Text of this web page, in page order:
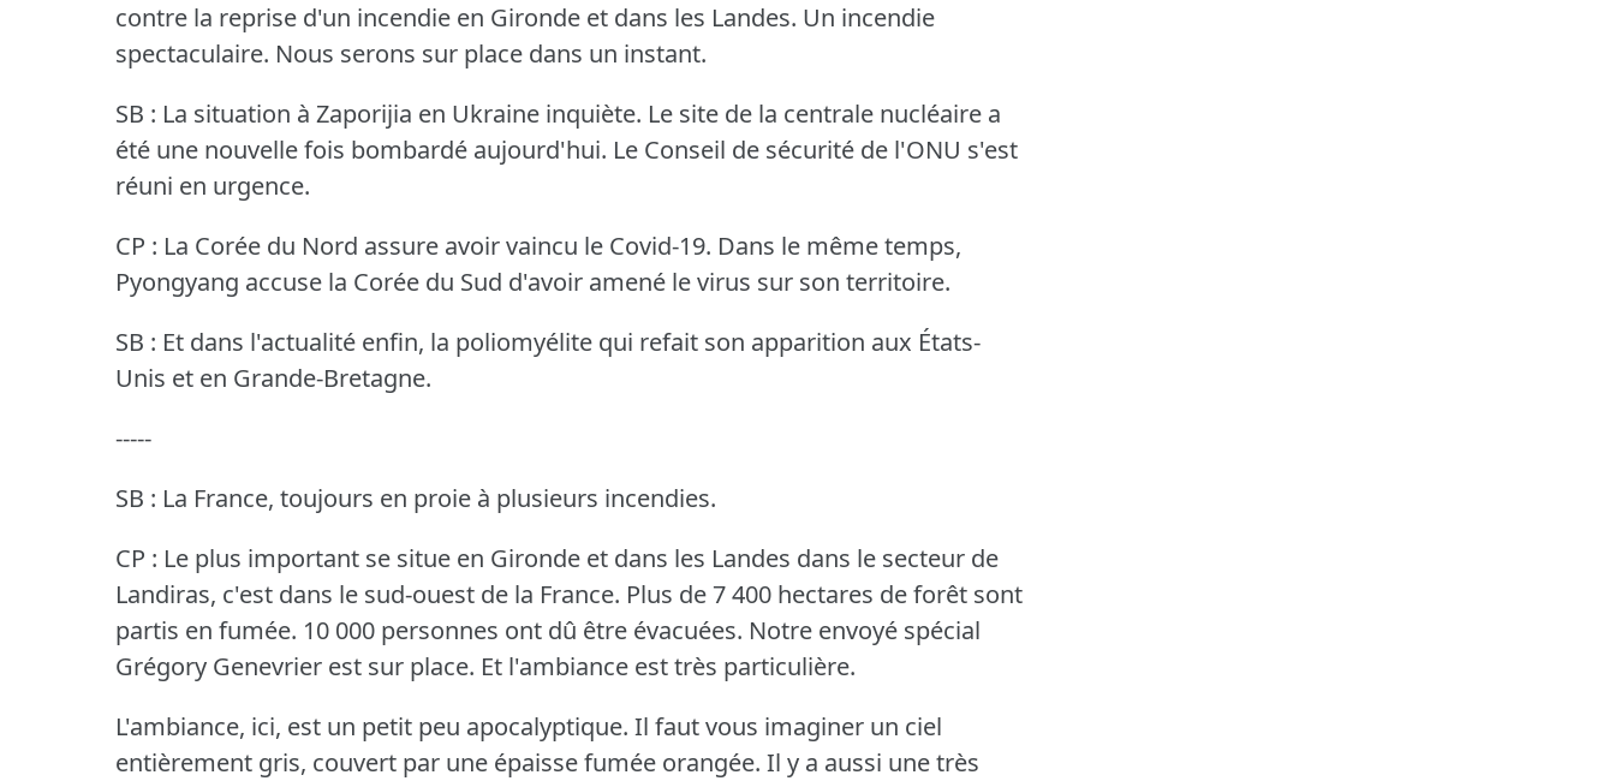
contre la reprise d'un incendie en Gironde et dans les Landes. Un incendie
spectaculaire. Nous serons sur place dans un instant.
SB : La situation à Zaporijia en Ukraine inquiète. Le site de la centrale nucléaire a
été une nouvelle fois bombardé aujourd'hui. Le Conseil de sécurité de l'ONU s'est
réuni en urgence.
CP : La Corée du Nord assure avoir vaincu le Covid-19. Dans le même temps,
Pyongyang accuse la Corée du Sud d'avoir amené le virus sur son territoire.
SB : Et dans l'actualité enfin, la poliomyélite qui refait son apparition aux États-
Unis et en Grande-Bretagne.
-----
SB : La France, toujours en proie à plusieurs incendies.
CP : Le plus important se situe en Gironde et dans les Landes dans le secteur de
Landiras, c'est dans le sud-ouest de la France. Plus de 7 400 hectares de forêt sont
partis en fumée. 10 000 personnes ont dû être évacuées. Notre envoyé spécial
Grégory Genevrier est sur place. Et l'ambiance est très particulière.
L'ambiance, ici, est un petit peu apocalyptique. Il faut vous imaginer un ciel
entièrement gris, couvert par une épaisse fumée orangée. Il y a aussi une très